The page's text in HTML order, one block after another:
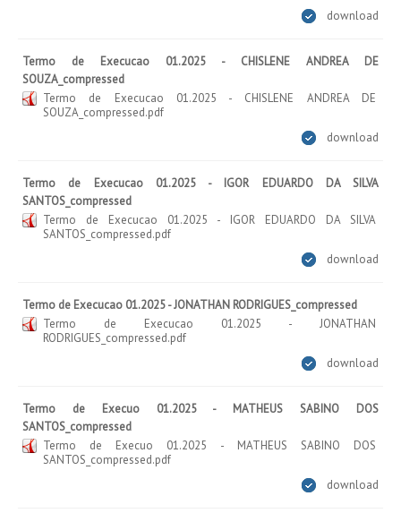
download
Termo de Execucao 01.2025 - CHISLENE ANDREA DE
SOUZA_compressed
Termo de Execucao 01.2025 - CHISLENE ANDREA DE
SOUZA_compressed.pdf
download
Termo de Execucao 01.2025 - IGOR EDUARDO DA SILVA
SANTOS_compressed
Termo de Execucao 01.2025 - IGOR EDUARDO DA SILVA
SANTOS_compressed.pdf
download
Termo de Execucao 01.2025 - JONATHAN RODRIGUES_compressed
Termo de Execucao 01.2025 - JONATHAN
RODRIGUES_compressed.pdf
download
Termo de Execuo 01.2025 - MATHEUS SABINO DOS
SANTOS_compressed
Termo de Execuo 01.2025 - MATHEUS SABINO DOS
SANTOS_compressed.pdf
download